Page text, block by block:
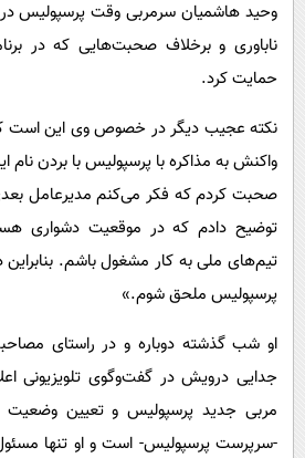
وحید هاشمیان سرمربی وقت پرسپولیس
ناباوری و برخلاف صحبت‌هایی که در
حمایت کرد.
نکته عجیب دیگر در خصوص وی این است
واکنش به مذاکره با پرسپولیس با بردن نام
صحبت کردم که فکر می‌کنم مدیرعامل
توضیح دادم که در موقعیت دشواری
تیم‌های ملی به کار مشغول باشم.
پرسپولیس ملحق شوم.»
او شب گذشته دوباره و در راستای
جدایی درویش در گفت‌وگوی تلویزیونی
مربی جدید پرسپولیس و تعیین وضعیت
-سرپرست پرسپولیس- است و او تنها